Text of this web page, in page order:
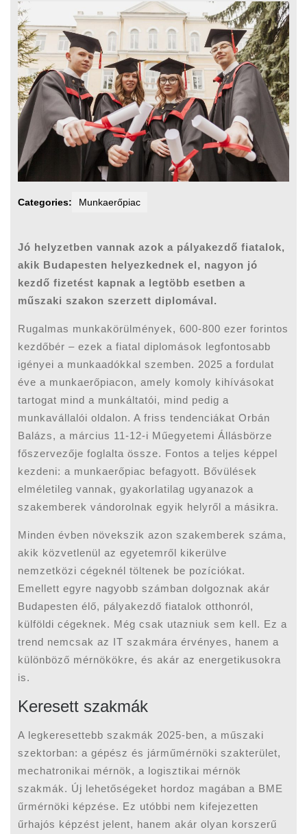
Categories: Munkaerőpiac
Jó helyzetben vannak azok a pályakezdő fiatalok,
akik Budapesten helyezkednek el, nagyon jó
kezdő fizetést kapnak a legtöbb esetben a
műszaki szakon szerzett diplomával.
Rugalmas munkakörülmények, 600-800 ezer forintos
kezdőbér – ezek a fiatal diplomások legfontosabb
igényei a munkaadókkal szemben. 2025 a fordulat
éve a munkaerőpiacon, amely komoly kihívásokat
tartogat mind a munkáltatói, mind pedig a
munkavállalói oldalon. A friss tendenciákat Orbán
Balázs, a március 11-12-i Műegyetemi Állásbörze
főszervezője foglalta össze. Fontos a teljes képpel
kezdeni: a munkaerőpiac befagyott. Bővülések
elméletileg vannak, gyakorlatilag ugyanazok a
szakemberek vándorolnak egyik helyről a másikra.
Minden évben növekszik azon szakemberek száma,
akik közvetlenül az egyetemről kikerülve
nemzetközi cégeknél töltenek be pozíciókat.
Emellett egyre nagyobb számban dolgoznak akár
Budapesten élő, pályakezdő fiatalok otthonról,
külföldi cégeknek. Még csak utazniuk sem kell. Ez a
trend nemcsak az IT szakmára érvényes, hanem a
különböző mérnökökre, és akár az energetikusokra
is.
Keresett szakmák
A legkeresettebb szakmák 2025-ben, a műszaki
szektorban: a gépész és járműmérnöki szakterület,
mechatronikai mérnök, a logisztikai mérnök
szakmák. Új lehetőségeket hordoz magában a BME
űrmérnöki képzése. Ez utóbbi nem kifejezetten
űrhajós képzést jelent, hanem akár olyan korszerű